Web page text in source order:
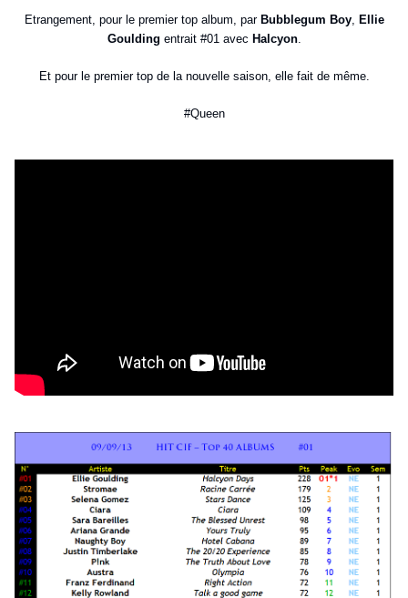
Etrangement, pour le premier top album, par Bubblegum Boy, Ellie
Goulding entrait #01 avec Halcyon.
Et pour le premier top de la nouvelle saison, elle fait de même.
#Queen